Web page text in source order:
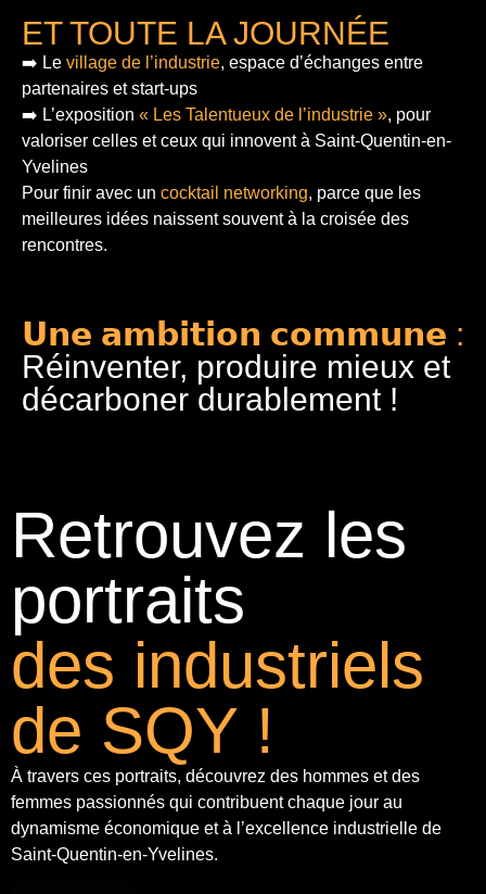
ET TOUTE LA JOURNÉE
➡️ Le village de l’industrie, espace d’échanges entre
partenaires et start-ups
➡️ L’exposition « Les Talentueux de l’industrie », pour
valoriser celles et ceux qui innovent à Saint-Quentin-en-
Yvelines
Pour finir avec un cocktail networking, parce que les
meilleures idées naissent souvent à la croisée des
rencontres.
𝗨𝗻𝗲 𝗮𝗺𝗯𝗶𝘁𝗶𝗼𝗻 𝗰𝗼𝗺𝗺𝘂𝗻𝗲 :
Réinventer, produire mieux et
décarboner durablement !
Retrouvez les
portraits
des industriels
de SQY !
À travers ces portraits, découvrez des hommes et des
femmes passionnés qui contribuent chaque jour au
dynamisme économique et à l’excellence industrielle de
Saint-Quentin-en-Yvelines.